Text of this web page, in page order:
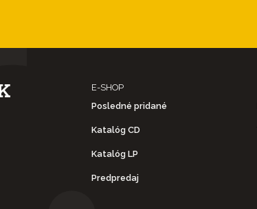
E-SHOP
Posledné pridané
Katalóg CD
Katalóg LP
Predpredaj